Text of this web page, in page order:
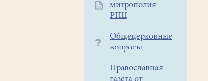
митрополия
РПЦ
Общецерковные
вопросы
Православная
газета от